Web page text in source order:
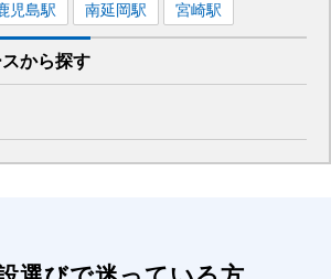
児島駅 南延岡駅 宮崎駅
から探す